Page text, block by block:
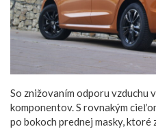
So znižovaním odporu vzduchu
komponentov. S rovnakým
po bokoch prednej masky,